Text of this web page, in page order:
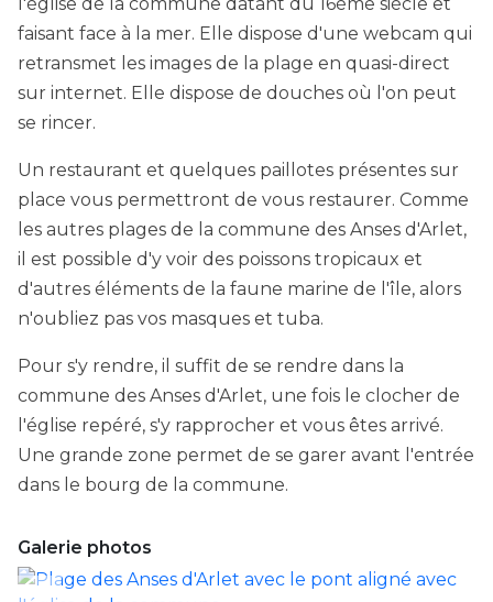
l'église de la commune datant du 16ème siècle et
faisant face à la mer. Elle dispose d'une webcam qui
retransmet les images de la plage en quasi-direct
sur internet. Elle dispose de douches où l'on peut
se rincer.
Un restaurant et quelques paillotes présentes sur
place vous permettront de vous restaurer. Comme
les autres plages de la commune des Anses d'Arlet,
il est possible d'y voir des poissons tropicaux et
d'autres éléments de la faune marine de l'île, alors
n'oubliez pas vos masques et tuba.
Pour s'y rendre, il suffit de se rendre dans la
commune des Anses d'Arlet, une fois le clocher de
l'église repéré, s'y rapprocher et vous êtes arrivé.
Une grande zone permet de se garer avant l'entrée
dans le bourg de la commune.
Galerie photos